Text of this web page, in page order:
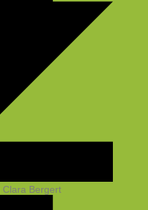
Clara Bergert